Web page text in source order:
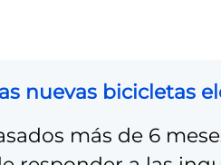
nuevas bicicletas
más de 6